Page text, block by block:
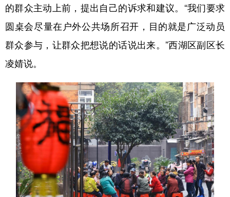
的群众主动上前，提出自己的诉求和建议。“我们要求
圆桌会尽量在户外公共场所召开，目的就是广泛动员
群众参与，让群众把想说的话说出来。”西湖区副区长
凌婧说。